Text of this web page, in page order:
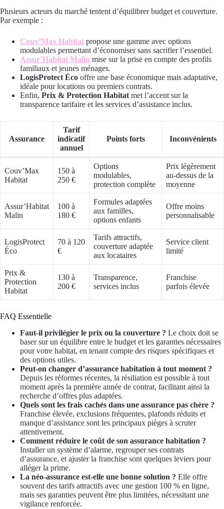
Plusieurs acteurs du marché tentent d’équilibrer budget et couverture.
Par exemple :
Couv’Max Habitat propose une gamme avec options
modulables permettant d’économiser sans sacrifier l’essentiel.
Assur’Habitat Malin mise sur la prise en compte des profils
familiaux et jeunes ménages.
LogisProtect Éco offre une base économique mais adaptative,
idéale pour locations ou premiers contrats.
Enfin, Prix & Protection Habitat met l’accent sur la
transparence tarifaire et les services d’assistance inclus.
Assurance
Tarif
indicatif
annuel
Points forts Inconvénients
Couv’Max
Habitat
150 à
250 €
Options
modulables,
protection complète
Prix légèrement
au-dessus de la
moyenne
Assur’Habitat
Malin
100 à
180 €
Formules adaptées
aux familles,
options enfants
Offre moins
personnalisable
LogisProtect
Éco
70 à 120
€
Tarifs attractifs,
couverture adaptée
aux locataires
Service client
limité
Prix &
Protection
Habitat
130 à
200 €
Transparence,
services inclus
Franchise
parfois élevée
FAQ Essentielle
Faut-il privilégier le prix ou la couverture ? Le choix doit se
baser sur un équilibre entre le budget et les garanties nécessaires
pour votre habitat, en tenant compte des risques spécifiques et
des options utiles.
Peut-on changer d’assurance habitation à tout moment ?
Depuis les réformes récentes, la résiliation est possible à tout
moment après la première année de contrat, facilitant ainsi la
recherche d’offres plus adaptées.
Quels sont les frais cachés dans une assurance pas chère ?
Franchise élevée, exclusions fréquentes, plafonds réduits et
manque d’assistance sont les principaux pièges à scruter
attentivement.
Comment réduire le coût de son assurance habitation ?
Installer un système d’alarme, regrouper ses contrats
d’assurance, et ajuster la franchise sont quelques leviers pour
alléger la prime.
La néo-assurance est-elle une bonne solution ? Elle offre
souvent des tarifs attractifs avec une gestion 100 % en ligne,
mais ses garanties peuvent être plus limitées, nécessitant une
vigilance renforcée.